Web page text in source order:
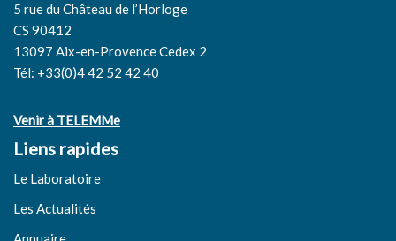
5 rue du Château de l’Horloge
CS 90412
13097 Aix-en-Provence Cedex 2
Tél: +33(0)4 42 52 42 40
Venir à TELEMMe
Liens rapides
Le Laboratoire
Les Actualités